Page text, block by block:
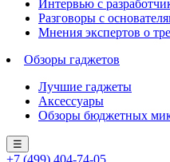
Интервью с
Разговоры с
Мнения экспертов о
Обзоры гаджетов
Лучшие гаджеты
Аксессуары
Обзоры бюджетных
☰
+7 (499) 404-74-05